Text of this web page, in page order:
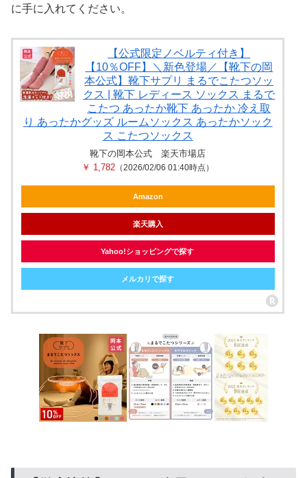
に手に入れてください。
【公式限定ノベルティ付き】
【10％OFF】＼新色登場／【靴下の岡
本公式】靴下サプリ まるでこたつソッ
クス | 靴下 レディース ソックス まるで
こたつ あったか靴下 あったか 冷え取
り あったかグッズ ルームソックス あったかソック
ス こたつソックス
靴下の岡本公式 楽天市場店
￥ 1,782 （2026/02/06 01:40時点）
Amazon
楽天購入
Yahoo!ショッピングで探す
メルカリで探す